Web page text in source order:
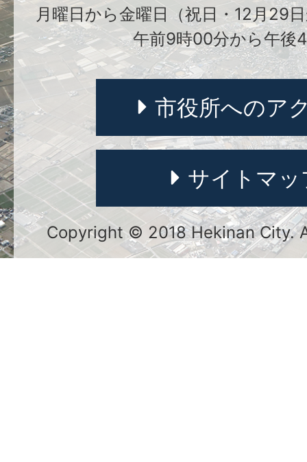
月曜日から金曜日（祝日・12月29
午前9時00分から午後
市役所へのア
サイトマッ
Copyright © 2018 Hekinan City.